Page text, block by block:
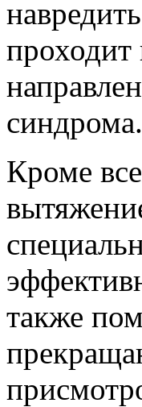
синдрома.
Кроме
также